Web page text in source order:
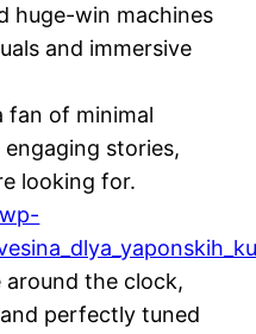
huge-win machines
and immersive
fan of minimal
stories,
looking for.
around the clock,
perfectly tuned